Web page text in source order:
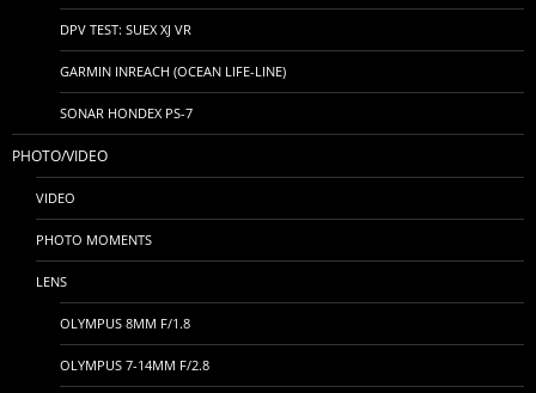
DPV TEST: SUEX XJ VR
GARMIN INREACH (OCEAN LIFE-LINE)
SONAR HONDEX PS-7
PHOTO/VIDEO
VIDEO
PHOTO MOMENTS
LENS
OLYMPUS 8MM F/1.8
OLYMPUS 7-14MM F/2.8